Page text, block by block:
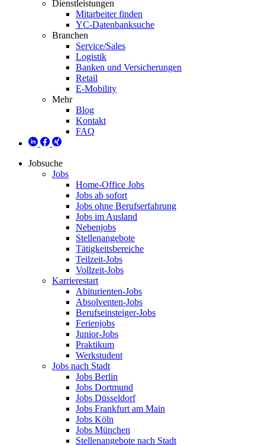
Dienstleistungen
Mitarbeiter finden
YC-Datenbanksuche
Branchen
Service/Sales
Logistik
Banken und Versicherungen
Retail
E-Mobility
Mehr
Blog
Kontakt
FAQ
Jobsuche
Jobs
Home-Office Jobs
Jobs ab sofort
Jobs ohne Berufserfahrung
Jobs im Ausland
Nebenjobs
Stellenangebote
Tätigkeitsbereiche
Teilzeit-Jobs
Vollzeit-Jobs
Karrierestart
Abiturienten-Jobs
Absolventen-Jobs
Berufseinsteiger-Jobs
Ferienjobs
Junior-Jobs
Praktikum
Werkstudent
Jobs nach Stadt
Jobs Berlin
Jobs Dortmund
Jobs Düsseldorf
Jobs Frankfurt am Main
Jobs Köln
Jobs München
Stellenangebote nach Stadt